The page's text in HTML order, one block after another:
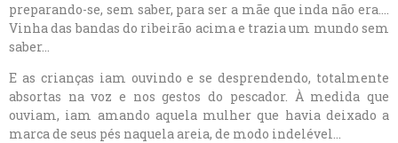
preparando-se, sem saber, para ser a mãe que inda não era….
Vinha das bandas do ribeirão acima e trazia um mundo sem
saber…
E as crianças iam ouvindo e se desprendendo, totalmente
absortas na voz e nos gestos do pescador. À medida que
ouviam, iam amando aquela mulher que havia deixado a
marca de seus pés naquela areia, de modo indelével…